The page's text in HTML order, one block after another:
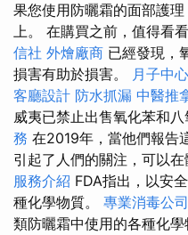
果您使用防曬霜的面部護
上。 在購買之前，值得看
信社 外燴廠商 已經發現，
損害有助於損害。 月子中
客廳設計 防水抓漏 中醫推
威夷已禁止出售氧化苯和八
務 在2019年，當他們報告
引起了人們的關注，可以在
服務介紹 FDA指出，以安
種化學物質。 專業消毒公
類防曬霜中使用的各種化